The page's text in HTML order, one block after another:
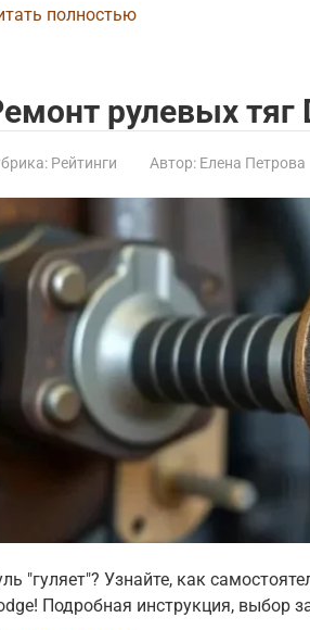
полностью
рулевых тяг
Рейтинги Автор: Елена Петрова
"гуляет"? Узнайте, как
Подробная инструкция, выбор